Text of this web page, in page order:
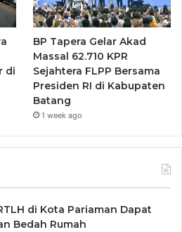
di
BP Tapera Gelar Akad
Massal 62.710 KPR
Sejahtera FLPP Bersama
Presiden RI di Kabupaten
Batang
1 week ago
di Kota Pariaman Dapat
Bedah Rumah